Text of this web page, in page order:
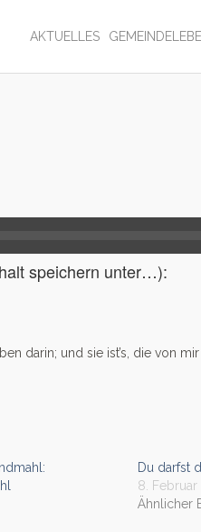
AKTUELLES
speichern unter…):
darin; und sie ist’s, die von mir
Du darfst
8.
Ähnlicher